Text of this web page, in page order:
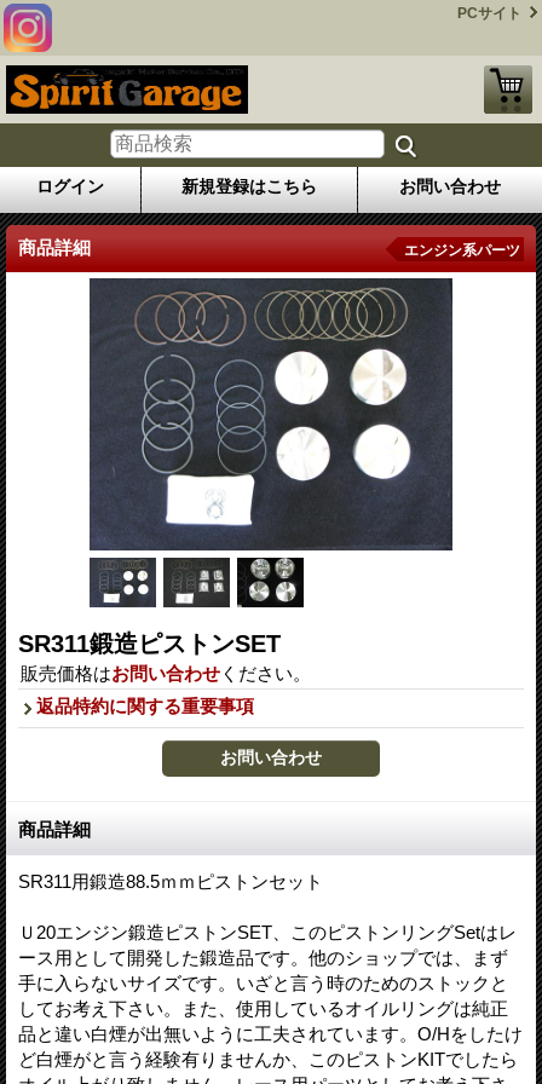
PCサイト
ログイン 新規登録はこちら お問い合わせ
商品詳細 エンジン系パーツ
SR311鍛造ピストンSET
販売価格はお問い合わせ ください。
返品特約に関する重要事項
商品詳細
SR311用鍛造88.5ｍｍピストンセット
Ｕ20エンジン鍛造ピストンSET、このピストンリングSetはレ
ース用として開発した鍛造品です。他のショップでは、まず
手に入らないサイズです。いざと言う時のためのストックと
してお考え下さい。また、使用しているオイルリングは純正
品と違い白煙が出無いように工夫されています。O/Hをしたけ
ど白煙がと言う経験有りませんか、このピストンKITでしたら